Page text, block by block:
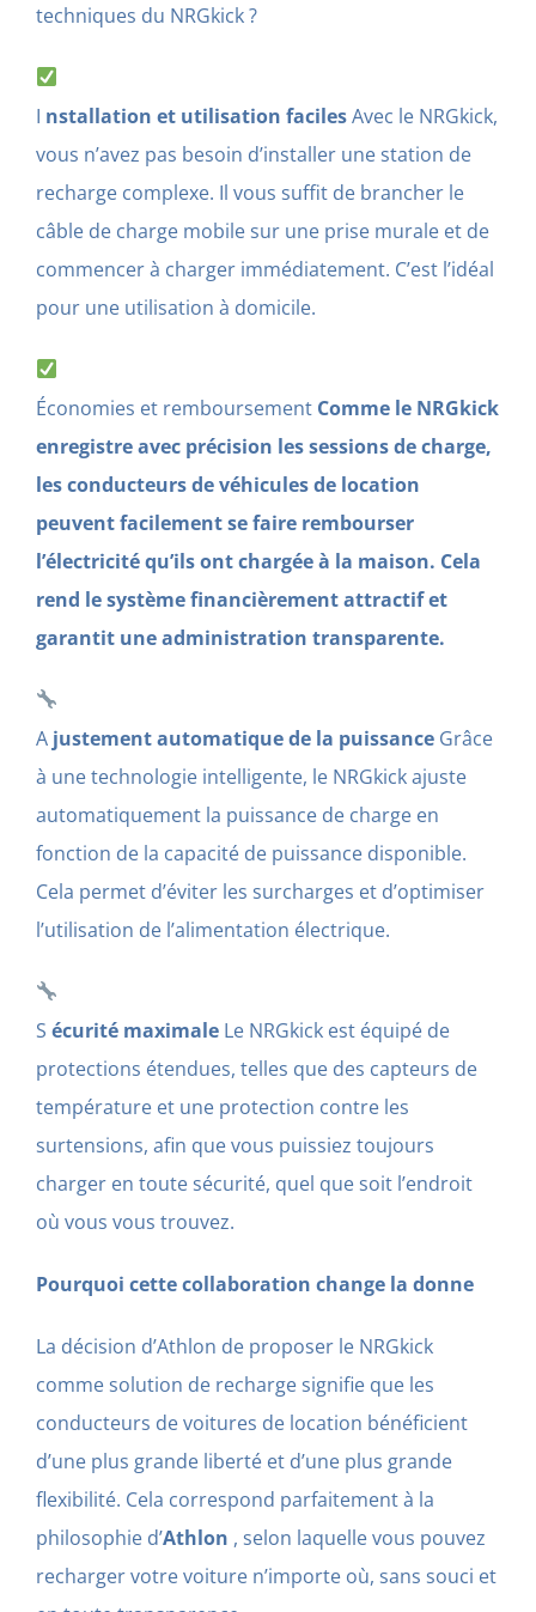
techniques du NRGkick ?
I nstallation et utilisation facilesAvec le NRGkick,
vous n’avez pas besoin d’installer une station de
recharge complexe. Il vous suffit de brancher le
câble de charge mobile sur une prise murale et de
commencer à charger immédiatement. C’est l’idéal
pour une utilisation à domicile.
Économies et remboursement Comme le NRGkick
enregistre avec précision les sessions de charge,
les conducteurs de véhicules de location
peuvent facilement se faire rembourser
l’électricité qu’ils ont chargée à la maison. Cela
rend le système financièrement attractif et
garantit une administration transparente.
A justement automatique de la puissanceGrâce
à une technologie intelligente, le NRGkick ajuste
automatiquement la puissance de charge en
fonction de la capacité de puissance disponible.
Cela permet d’éviter les surcharges et d’optimiser
l’utilisation de l’alimentation électrique.
S écurité maximaleLe NRGkick est équipé de
protections étendues, telles que des capteurs de
température et une protection contre les
surtensions, afin que vous puissiez toujours
charger en toute sécurité, quel que soit l’endroit
où vous vous trouvez.
Pourquoi cette collaboration change la donne
La décision d’Athlon de proposer le NRGkick
comme solution de recharge signifie que les
conducteurs de voitures de location bénéficient
d’une plus grande liberté et d’une plus grande
flexibilité. Cela correspond parfaitement à la
philosophie d’Athlon , selon laquelle vous pouvez
recharger votre voiture n’importe où, sans souci et